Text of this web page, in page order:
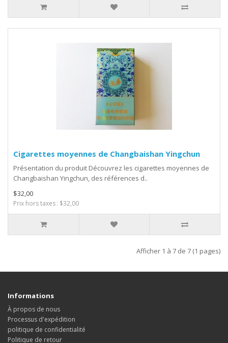
Cigarettes moyennes de Changbaishan Yingchun
Présentation du produit Découvrez les cigarettes moyennes de
Changbaishan Yingchun, des références d..
$32,00
Prix hors taxes : $32,00
Afficher 1 à 7 de 7 (1 pages)
Informations
À propos de nous
Processus d'expédition
politique de confidentialité
Politique de retour